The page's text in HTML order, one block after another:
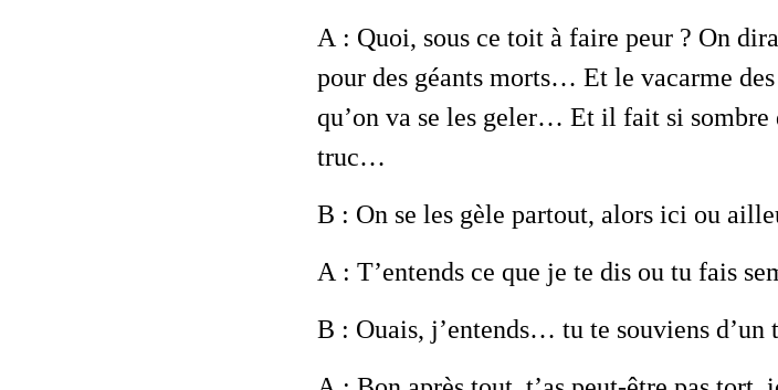
A : Quoi, sous ce toit à faire peur ? On
pour des géants morts… Et le vacarme
qu’on va se les geler… Et il fait si
truc…
B : On se les gèle partout, alors ici ou
A : T’entends ce que je te dis ou tu fais
B : Ouais, j’entends… tu te souviens d’un